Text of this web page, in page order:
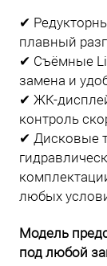
✔
плавный
✔ Съёмные
замена и
✔ ЖК-
контроль
✔ Дисковые
любых
Модель
под любой